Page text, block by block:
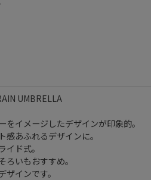
UMBRELLA
イメージしたデザインが印象的。
あふれるデザインに。
イド式。
いもおすすめ。
インです。